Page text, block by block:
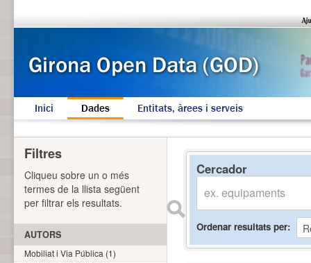
Inici Dades Entitats, àrees i serveis
Cercador
Ordenar resultats per
Filtres
Cliqueu sobre un o més
termes de la llista següent
per filtrar els resultats.
AUTORS
Mobiliat i Via Pública (1)